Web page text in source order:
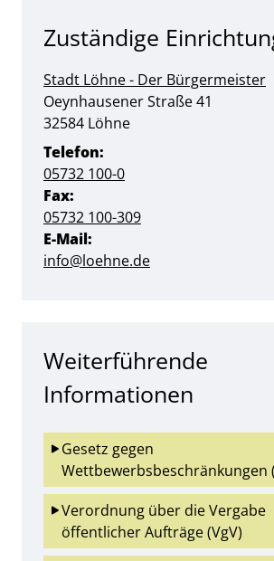
Zuständige
Stadt Löhne - Der Bürgermeister
Straße:
Oeynhausener Straße41
PLZ:
32584 Ort:
Löhne
Telefon:
05732 100-0
Fax:
05732 100-309
E-Mail:
info@loehne.de
Weiterführende
Informationen
Gesetz gegen
Wettbewerbsbeschränkungen
Verordnung über die Vergabe
öffentlicher Aufträge (VgV)